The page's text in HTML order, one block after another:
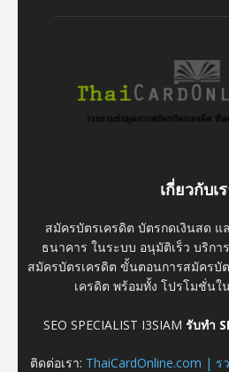
เกี่ยวกับเ
สมัครบัตรเครดิต บัตรกดเงินสด
ธนาคาร ในระบบ อนุมัติเร็ว บริก
สมัครบัตรเครดิต ขั้นตอนการสมัครบั
เครดิต พร้อมทั้ง โปรโมชั่นใ
SEO SPECIALIST I3SIAM รับทำ
ติดต่อเรา: ThaiCardOnline.com |